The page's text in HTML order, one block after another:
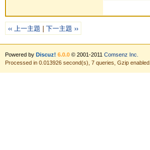
‹‹ 上一主題 下一主題 ››
Powered by Discuz! 6.0.0© 2001-2011 Comsenz Inc.
Processed in 0.013926 second(s), 7 queries, Gzip enabled.